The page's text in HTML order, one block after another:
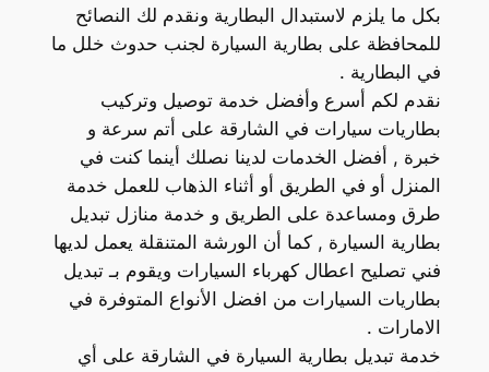
بكل ما يلزم لاستبدال البطارية ونقدم لك النصائح
للمحافظة على بطارية السيارة لجنب حدوث خلل ما
في البطارية .
نقدم لكم أسرع وأفضل خدمة توصيل وتركيب
بطاريات سيارات في الشارقة على أتم سرعة و
خبرة , أفضل الخدمات لدينا نصلك أينما كنت في
المنزل أو في الطريق أو أثناء الذهاب للعمل خدمة
طرق ومساعدة على الطريق و خدمة منازل تبديل
بطارية السيارة , كما أن الورشة المتنقلة يعمل لديها
فني تصليح اعطال كهرباء السيارات ويقوم بـ تبديل
بطاريات السيارات من افضل الأنواع المتوفرة في
الامارات .
خدمة تبديل بطارية السيارة في الشارقة على أي